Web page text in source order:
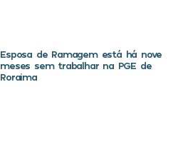
Esposa de Ramagem está há nove
meses sem trabalhar na PGE de
Roraima